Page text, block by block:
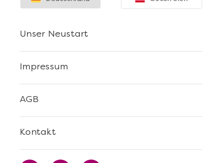
Kontakt
AGB
Impressum
Unser Neustart